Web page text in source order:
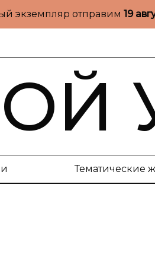
экземпляр отправим 19
Тематические